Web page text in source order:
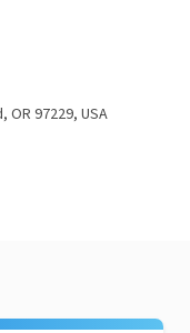
OR 97229, USA